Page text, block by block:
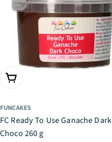
IN DEN WARENKORB
FUNCAKES
FC Ready To Use Ganache Dark
Choco 260 g